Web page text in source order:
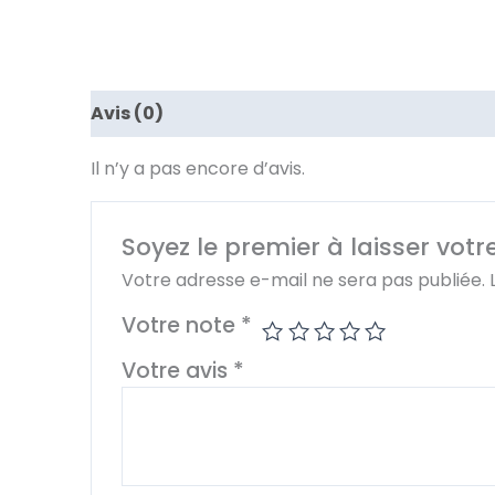
Avis (0)
Il n’y a pas encore d’avis.
Soyez le premier à laisser
Votre adresse e-mail ne sera pas publiée.
Votre note *
Votre avis *